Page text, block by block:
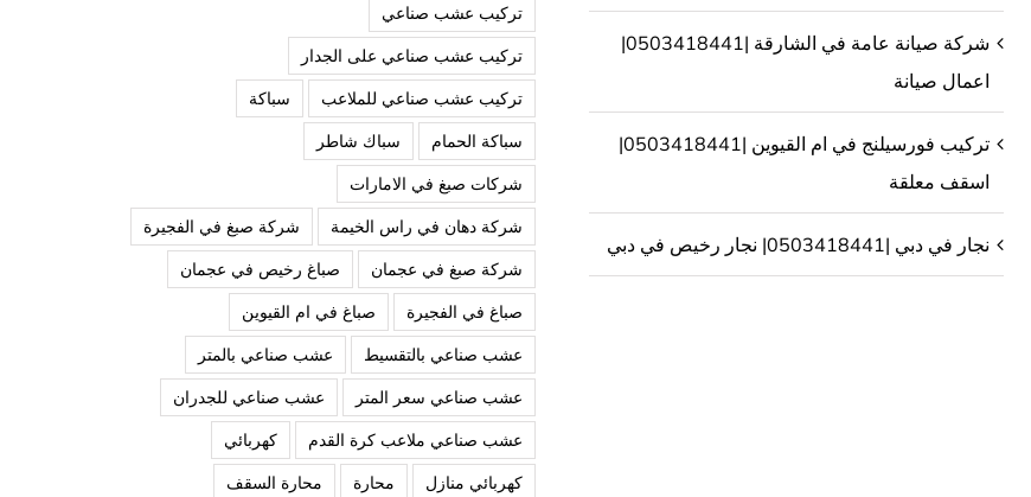
شركة صيانة عامة في الشارقة |0503418441|
اعمال صيانة
تركيب فورسيلنج في ام القيوين |0503418441|
اسقف معلقة
نجار في دبي |0503418441| نجار رخيص في دبي
تركيب عشب صناعي
تركيب عشب صناعي على الجدار
تركيب عشب صناعي للملاعب
سباكة
سباكة الحمام
سباك شاطر
شركات صبغ في الامارات
شركة دهان في راس الخيمة
شركة صبغ في الفجيرة
شركة صبغ في عجمان
صباغ رخيص في عجمان
صباغ في الفجيرة
صباغ في ام القيوين
عشب صناعي بالتقسيط
عشب صناعي بالمتر
عشب صناعي سعر المتر
عشب صناعي للجدران
عشب صناعي ملاعب كرة القدم
كهربائي
كهربائي منازل
محارة محارة السقف